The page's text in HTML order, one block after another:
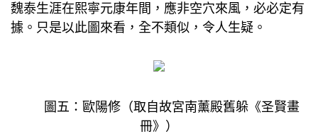
魏泰生涯在熙寧元康年間，應非空穴來風，必必定有
據。只是以此圖來看，全不類似，令人生疑。
圖五：歐陽修（取自故宮南薰殿舊躲《圣賢畫
冊》）